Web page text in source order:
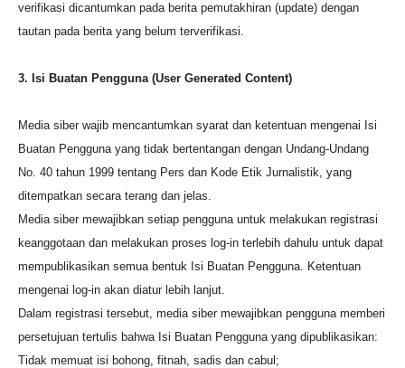
verifikasi dicantumkan pada berita pemutakhiran (update) dengan
tautan pada berita yang belum terverifikasi.
3. Isi Buatan Pengguna (User Generated Content)
Media siber wajib mencantumkan syarat dan ketentuan mengenai Isi
Buatan Pengguna yang tidak bertentangan dengan Undang-Undang
No. 40 tahun 1999 tentang Pers dan Kode Etik Jurnalistik, yang
ditempatkan secara terang dan jelas.
Media siber mewajibkan setiap pengguna untuk melakukan registrasi
keanggotaan dan melakukan proses log-in terlebih dahulu untuk dapat
mempublikasikan semua bentuk Isi Buatan Pengguna. Ketentuan
mengenai log-in akan diatur lebih lanjut.
Dalam registrasi tersebut, media siber mewajibkan pengguna memberi
persetujuan tertulis bahwa Isi Buatan Pengguna yang dipublikasikan:
Tidak memuat isi bohong, fitnah, sadis dan cabul;